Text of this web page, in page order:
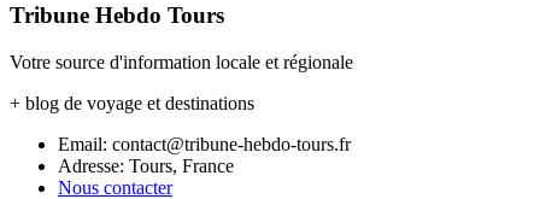
Tribune Hebdo Tours
Votre source d'information locale et régionale
+ blog de voyage et destinations
Email: contact@tribune-hebdo-tours.fr
Adresse: Tours, France
Nous contacter